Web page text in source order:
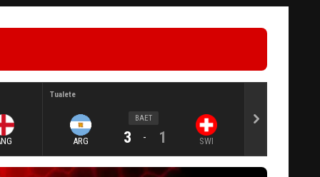
Tualete
ARG
BAET
3 - 1 SWI